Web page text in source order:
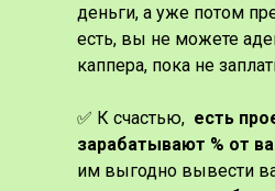
деньги, а уже потом
есть, вы не можете
каппера, пока не
✅ К счастью, есть
зарабатывают % от
им выгодно вывести